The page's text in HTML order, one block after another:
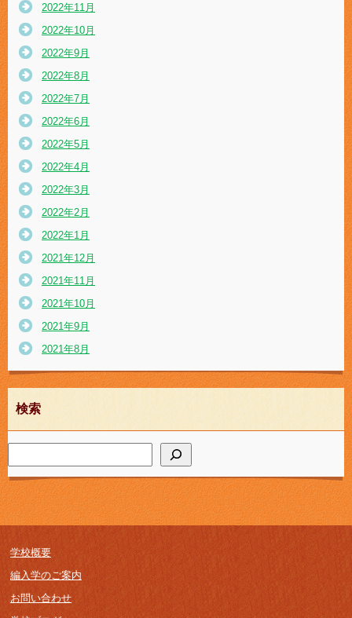
2022年11月
2022年10月
2022年9月
2022年8月
2022年7月
2022年6月
2022年5月
2022年4月
2022年3月
2022年2月
2022年1月
2021年12月
2021年11月
2021年10月
2021年9月
2021年8月
検索
学校概要
編入学のご案内
お問い合わせ